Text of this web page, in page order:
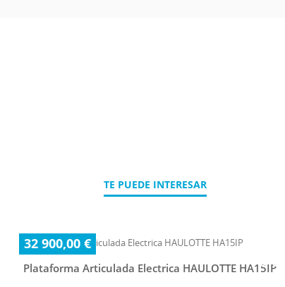
TE PUEDE INTERESAR
32 900,00 €
Plataforma Articulada Electrica HAULOTTE HA15IP